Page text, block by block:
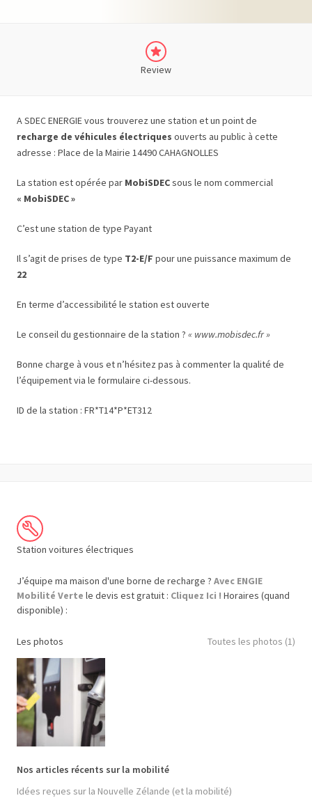
Review
A SDEC ENERGIE vous trouverez une station et un point de
recharge de véhicules électriques ouverts au public à cette
adresse : Place de la Mairie 14490 CAHAGNOLLES
La station est opérée par MobiSDECsous le nom commercial
« MobiSDEC »
C’est une station de type Payant
Il s’agit de prises de type T2-E/F pour une puissance maximum de
22
En terme d’accessibilité le station est ouverte
Le conseil du gestionnaire de la station ? « www.mobisdec.fr »
Bonne charge à vous et n’hésitez pas à commenter la qualité de
l’équipement via le formulaire ci-dessous.
ID de la station : FR*T14*P*ET312
Station voitures électriques
J’équipe ma maison d'une borne de recharge ? Avec ENGIE
Mobilité Verte le devis est gratuit : Cliquez Ici ! Horaires (quand
disponible) :
Les photos Toutes les photos (1)
Nos articles récents sur la mobilité
Idées reçues sur la Nouvelle Zélande (et la mobilité)